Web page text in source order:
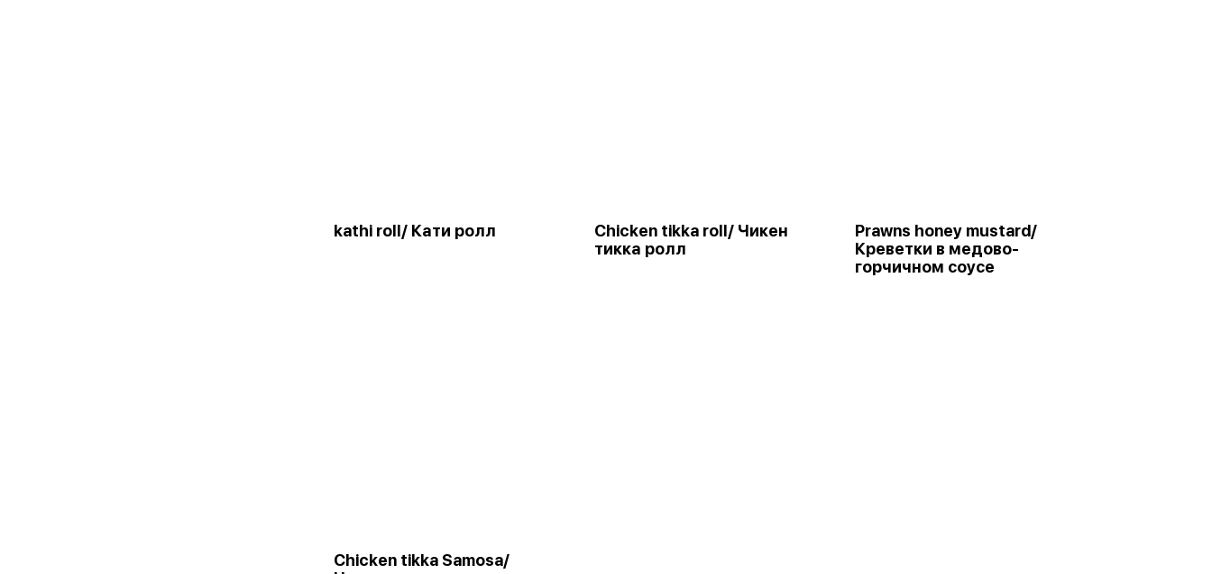
kathi roll/ Кати ролл
Chicken tikka roll/ Чикен
тикка ролл
Prawns honey mustard/
Креветки в медово-
горчичном соусе
Chicken tikka Samosa/